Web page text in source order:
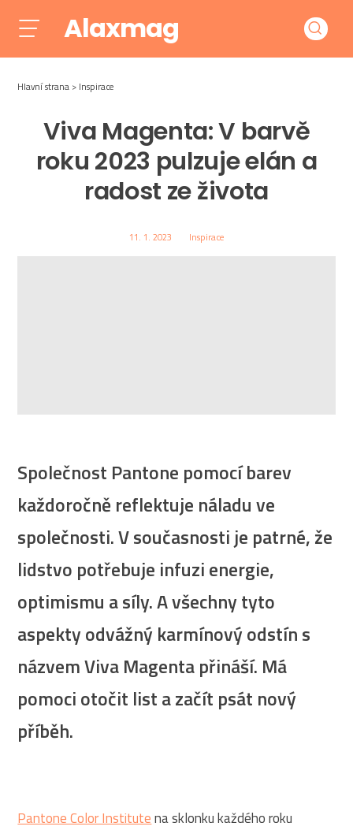
Alaxmag
Hlavní strana Inspirace
Viva Magenta: V barvě
roku 2023 pulzuje elán a
radost ze života
11. 1. 2023 Inspirace
Společnost Pantone pomocí barev
každoročně reflektuje náladu ve
společnosti. V současnosti je patrné, že
lidstvo potřebuje infuzi energie,
optimismu a síly. A všechny tyto
aspekty odvážný karmínový odstín s
názvem Viva Magenta přináší. Má
pomoci otočit list a začít psát nový
příběh.
Pantone Color Institutena sklonku každého roku